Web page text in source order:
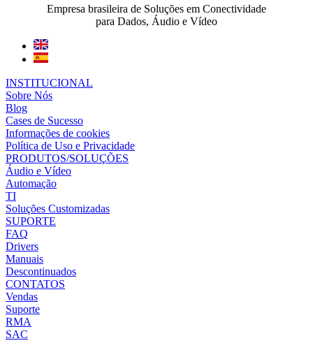
Empresa brasileira de Soluções em Conectividade
para Dados, Áudio e Vídeo
INSTITUCIONAL
Sobre Nós
Blog
Cases de Sucesso
Informações de cookies
Política de Uso e Privacidade
PRODUTOS/SOLUÇÕES
Áudio e Vídeo
Automação
TI
Soluções Customizadas
SUPORTE
FAQ
Drivers
Manuais
Descontinuados
CONTATOS
Vendas
Suporte
RMA
SAC